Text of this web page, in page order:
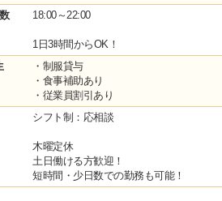
18:00～22:00
1日3時間からOK！
・制服貸与
・食事補助あり
・従業員割引あり
シフト制：応相談
木曜定休
土日働ける方歓迎！
短時間・少日数での勤務も可能！